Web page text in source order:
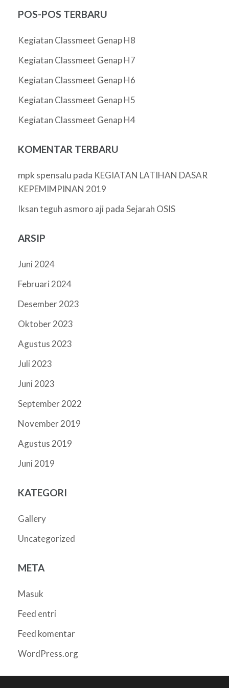
POS-POS TERBARU
Kegiatan Classmeet Genap H8
Kegiatan Classmeet Genap H7
Kegiatan Classmeet Genap H6
Kegiatan Classmeet Genap H5
Kegiatan Classmeet Genap H4
KOMENTAR TERBARU
mpk spensalu pada KEGIATAN LATIHAN DASAR
KEPEMIMPINAN 2019
Iksan teguh asmoro aji padaSejarah OSIS
ARSIP
Juni 2024
Februari 2024
Desember 2023
Oktober 2023
Agustus 2023
Juli 2023
Juni 2023
September 2022
November 2019
Agustus 2019
Juni 2019
KATEGORI
Gallery
Uncategorized
META
Masuk
Feed entri
Feed komentar
WordPress.org